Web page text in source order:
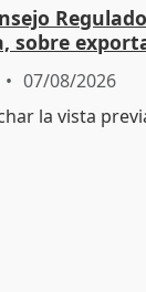
sobre
07/08/2026